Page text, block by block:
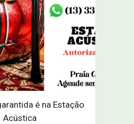
é na Estação
Acústica